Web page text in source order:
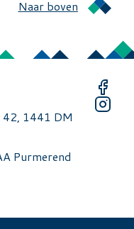
Naar boven
42, 1441 DM
Purmerend